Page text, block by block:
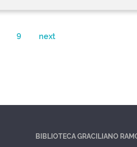
9 next
BIBLIOTECA GRACILIANO